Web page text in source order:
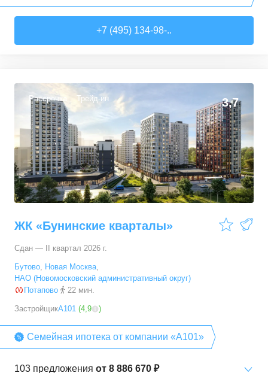
+7 (495) 134-98-..
Рассрочка Трейд-ин 3,7
ЖК «Бунинские кварталы»
Сдан — II квартал 2026 г.
Бутово, Новая Москва,
НАО (Новомосковский административный округ)
Потапово
22 мин.
ЗастройщикА101 (4,9 )
Семейная ипотека от компании «А101»
103 предложения от 8 886 670 ₽